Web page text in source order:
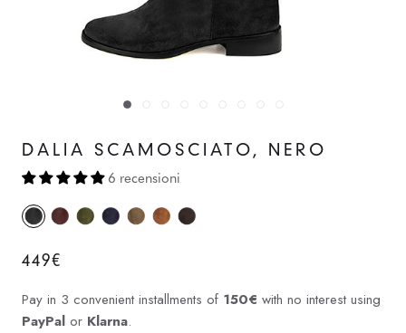
DALIA SCAMOSCIATO, NERO
6 recensioni
449€
Pay in 3 convenient installments of 150€ with no interest using
PayPal or Klarna.